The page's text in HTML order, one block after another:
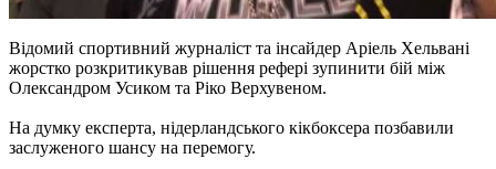
Відомий спортивний журналіст та інсайдер Аріель Хельвані
жорстко розкритикував рішення рефері зупинити бій між
Олександром Усиком та Ріко Верхувеном.
На думку експерта, нідерландського кікбоксера позбавили
заслуженого шансу на перемогу.